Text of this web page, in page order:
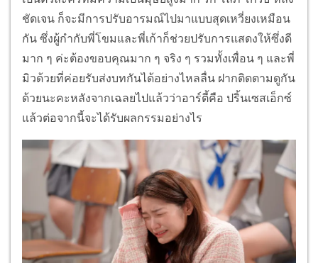
ชัดเจน ก็จะมีการปรับอารมณ์ไปมาแบบสุดเหวี่ยงเหมือน
กัน ซึ่งผู้กำกับพี่โขมและพี่เก้าก็ช่วยปรับการแสดงให้ซึ่งดี
มาก ๆ ค่ะต้องขอบคุณมาก ๆ จริง ๆ รวมทั้งเพื่อน ๆ และพี่
มิวด้วยที่ค่อยรับส่งบทกันได้อย่างไหลลื่น ฝากติดตามดูกัน
ด้วยนะคะหลังจากเฉลยไปแล้วว่าอาร์ตี้คือ ปริ้นเซสเอ็กซ์
แล้วต่อจากนี้จะได้รับผลกรรมอย่างไร